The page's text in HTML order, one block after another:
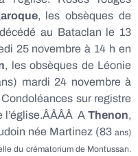
, les obsèques de
au Bataclan le 13
25 novembre à 14 h en
, les obsèques de Léonie
mardi 24 novembre à
Condoléances sur registre
l’église.ÂÂÂÂ A Thenon,
née Martinez (83 ans)
du crématorium de Montussan.